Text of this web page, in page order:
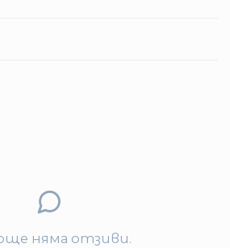
няма отзиви.